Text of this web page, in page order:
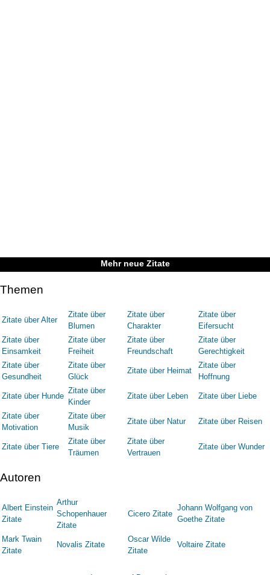
Mehr neue Zitate
Themen
Zitate über Alter
Zitate über
Blumen
Zitate über
Charakter
Zitate über
Eifersucht
Zitate über
Einsamkeit
Zitate über
Freiheit
Zitate über
Freundschaft
Zitate über
Gerechtigkeit
Zitate über
Gesundheit
Zitate über
Glück
Zitate über Heimat
Zitate über
Hoffnung
Zitate über Hunde
Zitate über
Kinder
Zitate über Leben Zitate über Liebe
Zitate über
Motivation
Zitate über
Musik
Zitate über Natur Zitate über Reisen
Zitate über Tiere
Zitate über
Träumen
Zitate über
Vertrauen
Zitate über Wunder
Autoren
Albert Einstein
Zitate
Arthur
Schopenhauer
Zitate
Cicero Zitate
Johann Wolfgang von
Goethe Zitate
Mark Twain
Zitate
Novalis Zitate
Oscar Wilde
Zitate
Voltaire Zitate